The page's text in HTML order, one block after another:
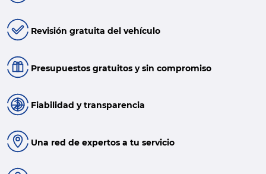
Revisión gratuita del vehículo
Presupuestos gratuitos y sin compromiso
Fiabilidad y transparencia
Una red de expertos a tu servicio